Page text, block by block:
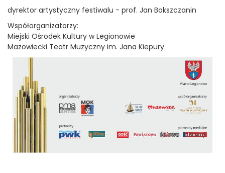
dyrektor artystyczny festiwalu - prof. Jan Bokszczanin
Współorganizatorzy:
Miejski Ośrodek Kultury w Legionowie
Mazowiecki Teatr Muzyczny im. Jana Kiepury